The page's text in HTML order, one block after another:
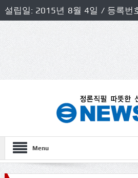
설립일: 2015년 8월 4일 / 등록
집인 및 발행인: 허득천 / 개인정보
책임자: 최상규
Menu